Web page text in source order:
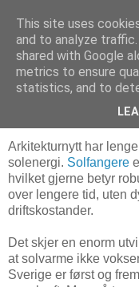
13 oktober 2012
Enorm
Arkitekturnytt har
solenergi. Solfangere
hvilket gjerne betyr
over lengere tid, uten
driftskostander.
Det skjer en enorm
at solvarme ikke
Sverige er først og
This site uses
and to analyze
shared with Google
metrics to ensure
statistics, and to